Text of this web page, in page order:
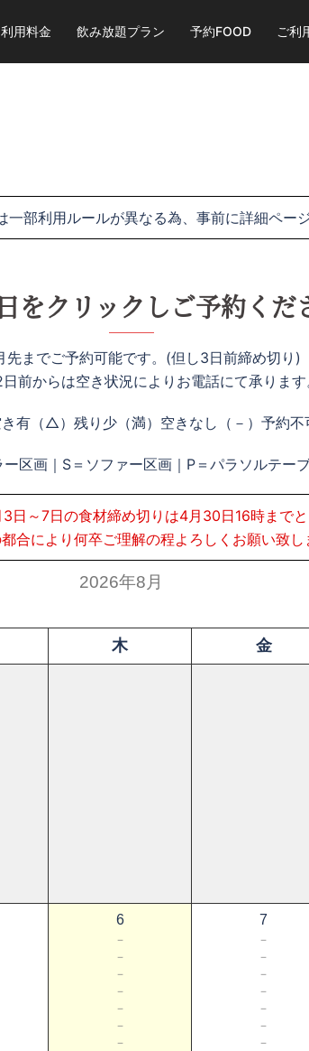
利用料金 飲み放題プラン 予約FOOD ご利
一部利用ルールが異なる為、事前に詳細ペー
をクリックしご予約くだ
先までご予約可能です。(但し3日前締め切り)
前からは空き状況によりお電話にて承ります
き有（△）残り少（満）空きなし（－）予約不
ー区画｜S＝ソファー区画｜P＝パラソルテー
日～7日の食材締め切りは4月30日16時までと
合により何卒ご理解の程よろしくお願い致し
2026年8月
木 金
6
－
－
－
－
－
－
－
7
－
－
－
－
－
－
－